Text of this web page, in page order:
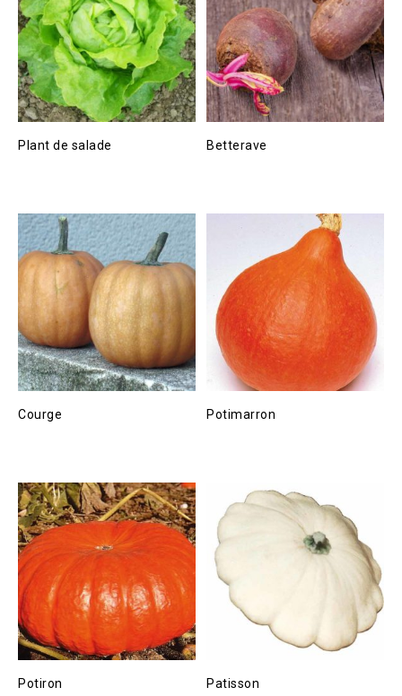
Plant de salade Betterave
Courge Potimarron
Potiron Patisson